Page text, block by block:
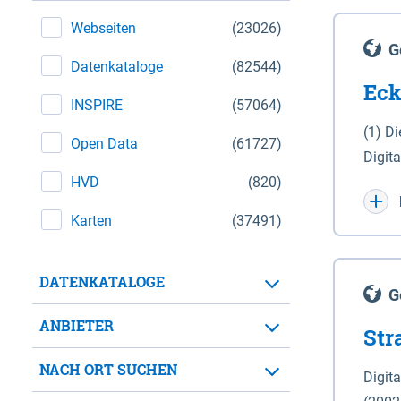
(23026)
Webseiten
(82544)
Datenkataloge
(57064)
INSPIRE
(61727)
Open Data
(820)
HVD
(37491)
Karten
DATENKATALOGE
ANBIETER
NACH ORT SUCHEN
(1)
WGS
für
der in